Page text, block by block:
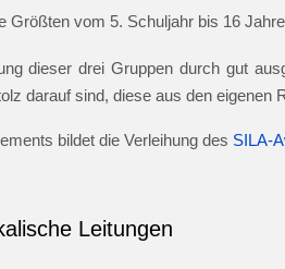
Größten vom 5. Schuljahr bis 16
dieser drei Gruppen durch gut
darauf sind, diese aus den eigenen
bildet die Verleihung des SILA-
Leitungen